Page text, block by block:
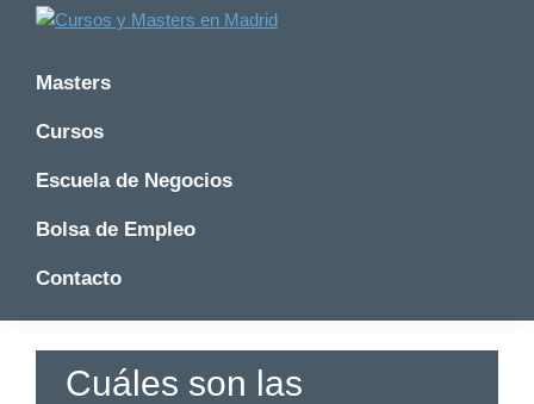
Saltar
principal
Saltar
contenido
Saltar
lateral
y
Master
en
Madrid
Formatalent
y
en
-
Formatalent
Masters
Cursos
Escuela de Negocios
Bolsa de Empleo
Contacto
Cuáles son las